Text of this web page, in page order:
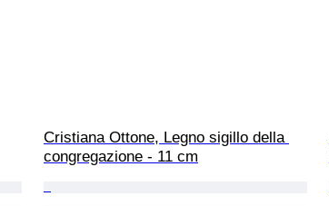
Cristiana Ottone, Legno sigillo della
congregazione - 11 cm